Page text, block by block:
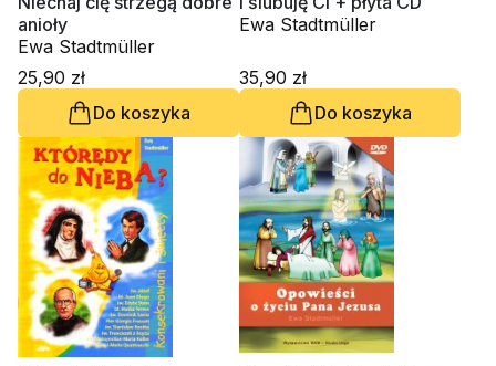
anioły
Ewa Stadtmüller
25,90 zł
Do koszyka
Ewa Stadtmüller
35,90 zł
Do koszyka